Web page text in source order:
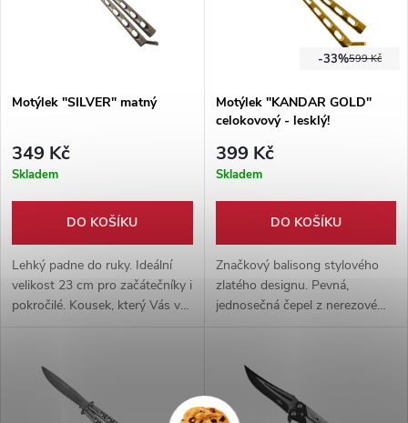
Motýlek "SILVER" matný
349 Kč
Skladem
DO KOŠÍKU
Lehký padne do ruky. Ideální
velikost 23 cm pro začátečníky i
pokročilé. Kousek, který Vás v
599 Kč
-33%
Motýlek "KANDAR GOLD"
celokovový - lesklý!
399 Kč
Skladem
DO KOŠÍKU
Značkový balisong stylového
zlatého designu. Pevná,
jednosečná čepel z nerezové